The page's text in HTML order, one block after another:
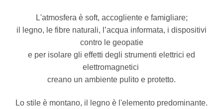
L'atmosfera è soft, accogliente e famigliare;
il legno, le fibre naturali, l’acqua informata, i dispositivi
contro le geopatie
e per isolare gli effetti degli strumenti elettrici ed
elettromagnetici
creano un ambiente pulito e protetto.
Lo stile è montano, il legno è l'elemento predominante.